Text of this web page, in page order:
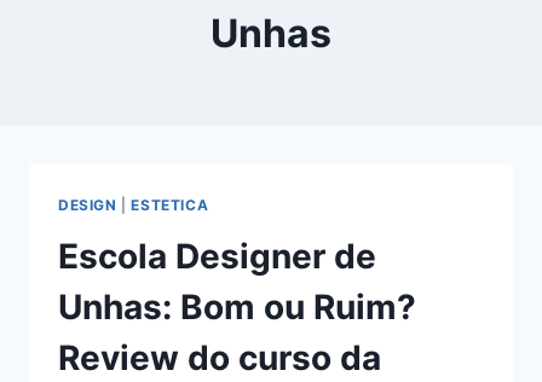
Unhas
DESIGN |ESTETICA
Escola Designer de
Unhas: Bom ou Ruim?
Review do curso da